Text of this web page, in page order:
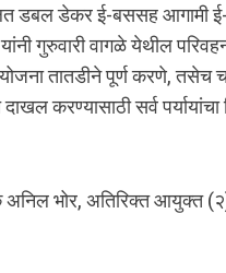
डबल डेकर ई-बससह आगामी
गुरुवारी वागळे येथील
तातडीने पूर्ण करणे, तसेच
करण्यासाठी सर्व पर्यायांचा
भोर, अतिरिक्त आयुक्त (२)